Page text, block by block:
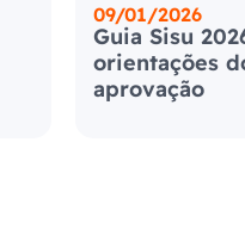
09/01/2026
Guia Sisu
orientações
aprovação